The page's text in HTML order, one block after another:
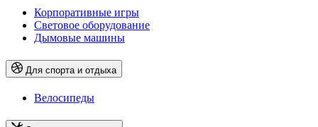
Корпоративные игры
Световое оборудование
Дымовые машины
Для спорта и отдыха
Велосипеды